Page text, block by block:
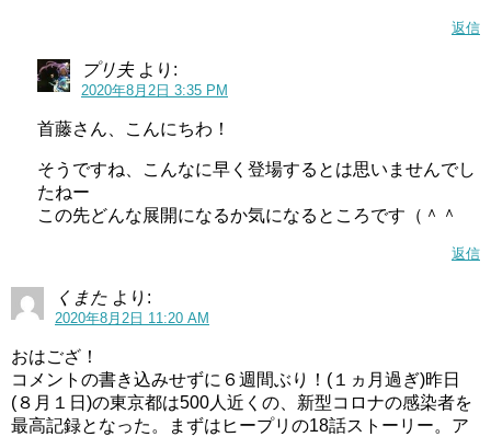
他人を不快させるコメントやケンカとなるようなコメント
は 承認できない場合や削除する可能性もあるのでこちらも
ご了承くださいm(__)m
返信
プリ夫 より:
2020年8月2日 3:35 PM
首藤さん、こんにちわ！
そうですね、こんなに早く登場するとは思いませんでし
たねー
この先どんな展開になるか気になるところです（＾＾
返信
くまた より:
2020年8月2日 11:20 AM
おはござ！
コメントの書き込みせずに６週間ぶり！(１ヵ月過ぎ)昨日
(８月１日)の東京都は500人近くの、新型コロナの感染者を
最高記録となった。まずはヒープリの18話ストーリー。ア